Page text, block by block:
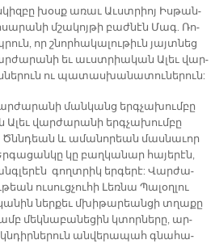
խօսք ա­ռաւ Աւստ­րիոյ Իս­թան­
մշա­կոյ­թի բաժ­նէն Մագ. Ռո­
որ շնոր­հա­կա­լու­թիւն յայտ­նեց
եւ աւստ­րի­ական Ա­լեւ վար­
ու պա­տաս­խա­նա­տու­նե­րուն:
ման­կանց երգ­չա­խում­բը
Ա­լեւ վար­ժա­րա­նի երգ­չա­խում­բը
Ծննդեան և ա­մա­նո­րեան մաս­նա­ւոր
կը բաղ­կա­նար հա­յե­րէն,
գողտ­րիկ եր­գե­րէ: Վար­ժա­
ու­սուց­չու­հի Լեռ­նա Պա­լօղ­լու
ներ­քեւ մխի­թա­րեան­ցի տղա­քը
մեկ­նա­բա­նե­ցին կտոր­նե­րը, ար­
ան­վե­րա­պահ գնա­հա­